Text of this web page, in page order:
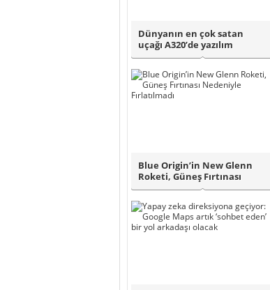
Dünyanın en çok satan
uçağı A320’de yazılım
sorunu! THY günc..
Blue Origin’in New Glenn
Roketi, Güneş Fırtınası
Nedeniyle F..